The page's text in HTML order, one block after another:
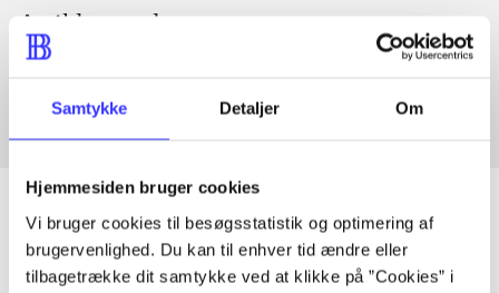
Samtykke Detaljer Om
Hjemmesiden bruger cookies
Vi bruger cookies til besøgsstatistik og optimering af
brugervenlighed. Du kan til enhver tid ændre eller
tilbagetrække dit samtykke ved at klikke på ”Cookies” i
Artikler med samme emner
Fra
Artikler